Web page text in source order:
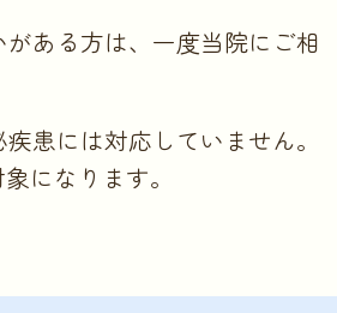
ある方は、一度当院にご相
患には対応していません。
になります。